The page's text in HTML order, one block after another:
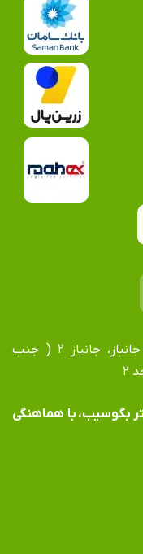
آدرس دفتر: مشهد، بلوار فردوسی، بلوار جانباز، جانباز ۲ ( جنب
بگوسیب، با هماهنگی